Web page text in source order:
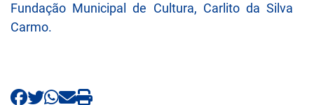
Fundação Municipal de Cultura, Carlito da Silva
Carmo.